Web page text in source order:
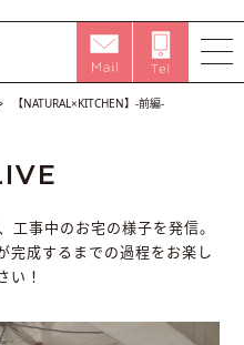
【NATURAL×KITCHEN】-前編-
事中のお宅の様子を発信。
完成するまでの過程をお楽し
い！